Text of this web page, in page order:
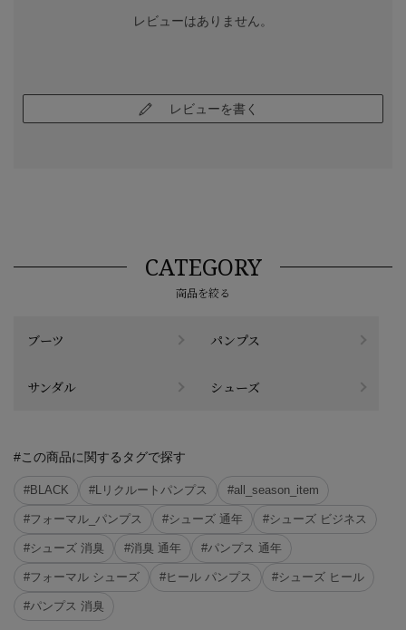
レビューはありません。
レビューを書く
CATEGORY
商品を絞る
ブーツ パンプス
サンダル シューズ
#この商品に関するタグで探す
#BLACK #Lリクルートパンプス #all_season_item
#フォーマル_パンプス #シューズ 通年 #シューズ ビジネス
#シューズ 消臭 #消臭 通年 #パンプス 通年
#フォーマル シューズ #ヒール パンプス #シューズ ヒール
#パンプス 消臭